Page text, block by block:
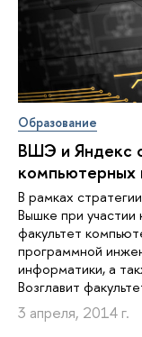
Образование
ВШЭ и Яндекс
компьютерных
В рамках
Вышке при участии
факультет
программной
информатики, а
Возглавит
3 апреля, 2014 г.